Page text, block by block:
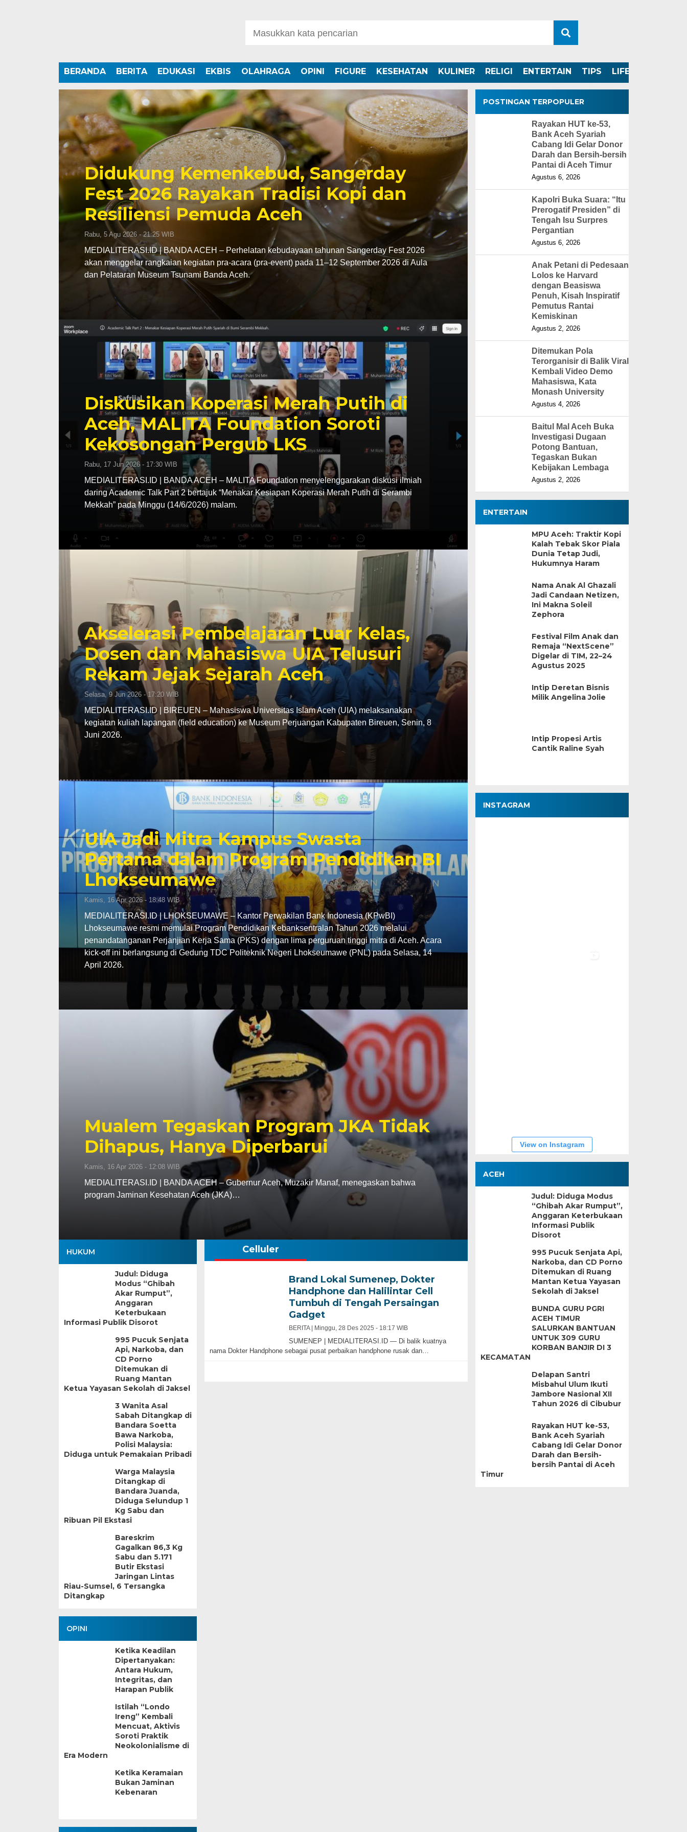
BERANDA BERITA EDUKASI EKBIS OLAHRAGA OPINI FIGURE KESEHATAN KULINER RELIGI ENTERTAIN TIPS LIFESTYLE
Didukung Kemenkebud, Sangerday
Fest 2026 Rayakan Tradisi Kopi dan
Resiliensi Pemuda Aceh
Rabu, 5 Agu 2026 - 21:25 WIB
MEDIALITERASI.ID | BANDA ACEH – Perhelatan kebudayaan tahunan Sangerday Fest 2026
akan menggelar rangkaian kegiatan pra-acara (pra-event) pada 11–12 September 2026 di Aula
dan Pelataran Museum Tsunami Banda Aceh.
Diskusikan Koperasi Merah Putih di
Aceh, MALITA Foundation Soroti
Kekosongan Pergub LKS
Rabu, 17 Jun 2026 - 17:30 WIB
MEDIALITERASI.ID | BANDA ACEH – MALITA Foundation menyelenggarakan diskusi ilmiah
daring Academic Talk Part 2 bertajuk “Menakar Kesiapan Koperasi Merah Putih di Serambi
Mekkah” pada Minggu (14/6/2026) malam.
Akselerasi Pembelajaran Luar Kelas,
Dosen dan Mahasiswa UIA Telusuri
Rekam Jejak Sejarah Aceh
Selasa, 9 Jun 2026 - 17:20 WIB
MEDIALITERASI.ID | BIREUEN – Mahasiswa Universitas Islam Aceh (UIA) melaksanakan
kegiatan kuliah lapangan (field education) ke Museum Perjuangan Kabupaten Bireuen, Senin, 8
Juni 2026.
UIA Jadi Mitra Kampus Swasta
Pertama dalam Program Pendidikan BI
Lhokseumawe
Kamis, 16 Apr 2026 - 18:48 WIB
MEDIALITERASI.ID | LHOKSEUMAWE – Kantor Perwakilan Bank Indonesia (KPwBI)
Lhokseumawe resmi memulai Program Pendidikan Kebanksentralan Tahun 2026 melalui
penandatanganan Perjanjian Kerja Sama (PKS) dengan lima perguruan tinggi mitra di Aceh. Acara
kick-off ini berlangsung di Gedung TDC Politeknik Negeri Lhokseumawe (PNL) pada Selasa, 14
April 2026.
Mualem Tegaskan Program JKA Tidak
Dihapus, Hanya Diperbarui
Kamis, 16 Apr 2026 - 12:08 WIB
MEDIALITERASI.ID | BANDA ACEH – Gubernur Aceh, Muzakir Manaf, menegaskan bahwa
program Jaminan Kesehatan Aceh (JKA)…
HUKUM
Judul: Diduga
Modus “Ghibah
Akar Rumput”,
Anggaran
Keterbukaan
Informasi Publik Disorot
995 Pucuk Senjata
Api, Narkoba, dan
CD Porno
Ditemukan di
Ruang Mantan
Ketua Yayasan Sekolah di Jaksel
3 Wanita Asal
Sabah Ditangkap di
Bandara Soetta
Bawa Narkoba,
Polisi Malaysia:
Diduga untuk Pemakaian Pribadi
Warga Malaysia
Ditangkap di
Bandara Juanda,
Diduga Selundup 1
Kg Sabu dan
Ribuan Pil Ekstasi
Bareskrim
Gagalkan 86,3 Kg
Sabu dan 5.171
Butir Ekstasi
Jaringan Lintas
Riau-Sumsel, 6 Tersangka
Ditangkap
OPINI
Ketika Keadilan
Dipertanyakan:
Antara Hukum,
Integritas, dan
Harapan Publik
Istilah “Londo
Ireng” Kembali
Mencuat, Aktivis
Soroti Praktik
Neokolonialisme di
Era Modern
Ketika Keramaian
Bukan Jaminan
Kebenaran
Celluler
Brand Lokal Sumenep, Dokter
Handphone dan Halilintar Cell
Tumbuh di Tengah Persaingan
Gadget
BERITA | Minggu, 28 Des 2025 - 18:17 WIB
SUMENEP | MEDIALITERASI.ID — Di balik kuatnya
nama Dokter Handphone sebagai pusat perbaikan handphone rusak dan…
POSTINGAN TERPOPULER
Rayakan HUT ke-53,
Bank Aceh Syariah
Cabang Idi Gelar Donor
Darah dan Bersih-bersih
Pantai di Aceh Timur
Agustus 6, 2026
Kapolri Buka Suara: “Itu
Prerogatif Presiden” di
Tengah Isu Surpres
Pergantian
Agustus 6, 2026
Anak Petani di Pedesaan
Lolos ke Harvard
dengan Beasiswa
Penuh, Kisah Inspiratif
Pemutus Rantai
Kemiskinan
Agustus 2, 2026
Ditemukan Pola
Terorganisir di Balik Viral
Kembali Video Demo
Mahasiswa, Kata
Monash University
Agustus 4, 2026
Baitul Mal Aceh Buka
Investigasi Dugaan
Potong Bantuan,
Tegaskan Bukan
Kebijakan Lembaga
Agustus 2, 2026
ENTERTAIN
MPU Aceh: Traktir Kopi
Kalah Tebak Skor Piala
Dunia Tetap Judi,
Hukumnya Haram
Nama Anak Al Ghazali
Jadi Candaan Netizen,
Ini Makna Soleil
Zephora
Festival Film Anak dan
Remaja “NextScene”
Digelar di TIM, 22–24
Agustus 2025
Intip Deretan Bisnis
Milik Angelina Jolie
Intip Propesi Artis
Cantik Raline Syah
INSTAGRAM
View on Instagram
ACEH
Judul: Diduga Modus
“Ghibah Akar Rumput”,
Anggaran Keterbukaan
Informasi Publik
Disorot
995 Pucuk Senjata Api,
Narkoba, dan CD Porno
Ditemukan di Ruang
Mantan Ketua Yayasan
Sekolah di Jaksel
BUNDA GURU PGRI
ACEH TIMUR
SALURKAN BANTUAN
UNTUK 309 GURU
KORBAN BANJIR DI 3
KECAMATAN
Delapan Santri
Misbahul Ulum Ikuti
Jambore Nasional XII
Tahun 2026 di Cibubur
Rayakan HUT ke-53,
Bank Aceh Syariah
Cabang Idi Gelar Donor
Darah dan Bersih-
bersih Pantai di Aceh
Timur